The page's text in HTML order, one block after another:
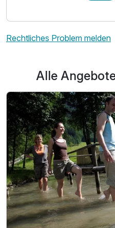
Rechtliches Problem melden
Alle